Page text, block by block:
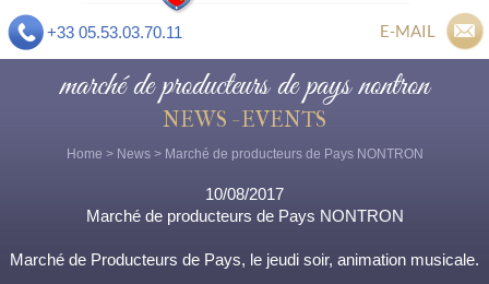
+33 05.53.03.70.11 E-MAIL
marché de producteurs de pays nontron
NEWS - EVENTS
Home > News> Marché de producteurs de Pays NONTRON
10/08/2017
Marché de producteurs de Pays NONTRON
Marché de Producteurs de Pays, le jeudi soir, animation musicale.